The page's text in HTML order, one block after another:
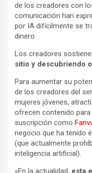
de los creadores con
comunicación han
por IA difícilmente se
dinero.
Los creadores
sitio y descubriendo
Para aumentar su
de los creadores del
mujeres jóvenes,
ofrecen contenido
suscripción como
negocio que ha tenido
(que actualmente
inteligencia artificial).
«En la actualidad, esta